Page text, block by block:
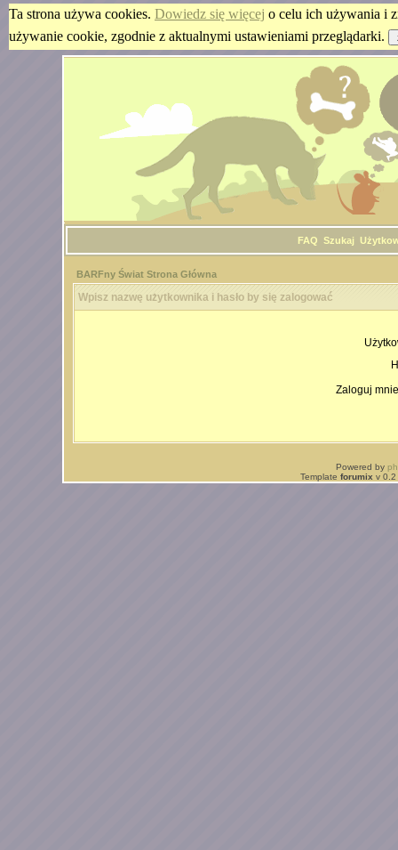
Ta strona używa cookies. Dowiedz się więcej o celu ich używania i
używanie cookie, zgodnie z aktualnymi ustawieniami przeglądarki.
FAQ Szukaj
BARFny Świat Strona Główna
Wpisz nazwę użytkownika i hasło by się zalogować
Zaloguj
Powered by
Template forumix v 0.2